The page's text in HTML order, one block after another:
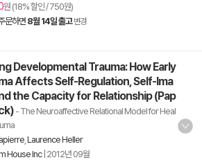
원 (18% 할인 / 750원)
문하면 8월 14일 출고 변경
Developmental Trauma: How Early
Affects Self-Regulation, Self-Ima
the Capacity for Relationship (Pap
- The Neuroaffective Relational Model for Heal
Laurence Heller
House Inc| 2012년 09월